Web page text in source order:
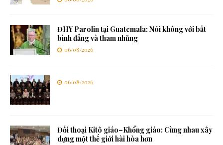
ĐHY Parolin tại Guatemala: Nói không với bất
bình đẳng và tham nhũng
06/08/2026
06/08/2026
Đối thoại Kitô giáo–Khổng giáo: Cùng nhau xây
dựng một thế giới hài hòa hơn